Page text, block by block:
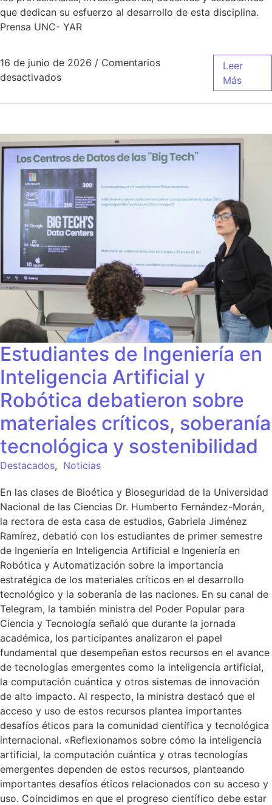
que dedican su esfuerzo al desarrollo de esta disciplina.
Prensa UNC- YAR
16 de junio de 2026 / Comentarios
desactivados
Leer
Más
Estudiantes de Ingeniería en
Inteligencia Artificial y
Robótica debatieron sobre
materiales críticos, soberanía
tecnológica y sostenibilidad
Destacados, Noticias
En las clases de Bioética y Bioseguridad de la Universidad
Nacional de las Ciencias Dr. Humberto Fernández-Morán,
la rectora de esta casa de estudios, Gabriela Jiménez
Ramírez, debatió con los estudiantes de primer semestre
de Ingeniería en Inteligencia Artificial e Ingeniería en
Robótica y Automatización sobre la importancia
estratégica de los materiales críticos en el desarrollo
tecnológico y la soberanía de las naciones. En su canal de
Telegram, la también ministra del Poder Popular para
Ciencia y Tecnología señaló que durante la jornada
académica, los participantes analizaron el papel
fundamental que desempeñan estos recursos en el avance
de tecnologías emergentes como la inteligencia artificial,
la computación cuántica y otros sistemas de innovación
de alto impacto. Al respecto, la ministra destacó que el
acceso y uso de estos recursos plantea importantes
desafíos éticos para la comunidad científica y tecnológica
internacional. «Reflexionamos sobre cómo la inteligencia
artificial, la computación cuántica y otras tecnologías
emergentes dependen de estos recursos, planteando
importantes desafíos éticos relacionados con su acceso y
uso. Coincidimos en que el progreso científico debe estar